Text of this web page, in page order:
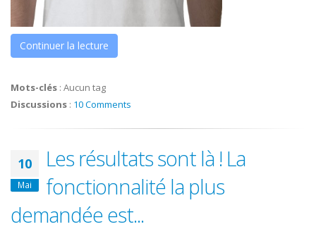
Continuer la lecture
Mots-clés : Aucun tag
Discussions : 10 Comments
10
Mai
Les résultats sont là ! La
fonctionnalité la plus
demandée est...